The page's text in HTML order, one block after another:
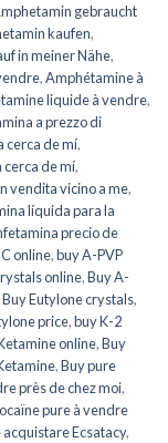
gebraucht
kaufen,
in meiner Nähe,
,Amphétamine à
liquide à vendre,
a prezzo di
cerca de mí,
de mí,
vendita vicino a me,
líquida para la
precio de
online,buy A-PVP
online,Buy A-
Buy Eutylone crystals,
price,buy K-2
online,Buy
,Buy pure
près de chez moi,
pure à vendre
acquistare Ecsatacy,